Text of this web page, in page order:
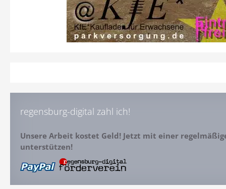
regensburg-digital zahl ich!
Unsere Arbeit kostet Geld! Jetzt mit einer
unterstützen!